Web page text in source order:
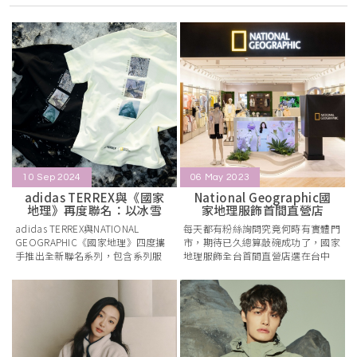
10 Sep 2024
adidas TERREX與《國家
地理》再度聯名：以冰雪
地貌
adidas TERREX與NATIONAL
GEOGRAPHIC《國家地理》四度攜
手推出全新聯名系列，包含系列服
06 May 2023
National Geographic國
家地理服飾首間直營店
每天都有粉絲詢問究竟何時有實體門
市，期待已久總算敲碗成功了，國家
地理服飾全台首間直營店選在台中
運。